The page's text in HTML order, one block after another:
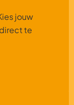
jouw
te